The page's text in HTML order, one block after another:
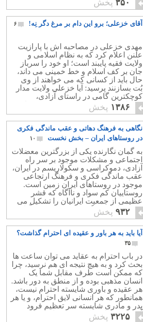
۳۵۰ پخش
آقای خزعلی؛ برو این دام بر مرغ دگر نِه! ۶
مهدی خزعلی در مصاحبه اش با پارازیت
علنن اعلام کرد که به نظام اسلامی و
ولایت فقیه پایبند است؛ او خود را سرباز
جان بر کف اسلام و خط خمینی می داند،
حال باید از کسانی که می خواهند از وی
بُت بسازنند پرسید: آیا خزعلی ولایت مدار
کوچکترین گامی در راستای آزادی،
سکولاریسم و دموکراسی برداشته و یا
خواهد برداشت؟
۱۳۸۶ پخش
نگاهی به فرهنگ دهاتی و عقب ماندگی فکری
در روستاهای ایران – بخش نخست
۱۰
به گمان نگارنده یکی از بزرگترین معضلات
اجتماعی و مشکلات موجود بر سر راه
آزادی، دموکراسی و سکولاریسم در ایران،
عقب ماندگی فکری و فرهنگ ارتجاعی
موجود در روستاهای ایران زمین است.
روستاییان کم سواد و ناآگاه که قشر
عظیمی از جمعیت ایرانیان را تشکیل می
دهند، مانعی بزرگ بر سر رسیدن به آزادی
می باشند.
۹۳۲ پخش
آیا باید به هر باور و عقیده ای احترام گذاشت؟
۳۵
در باب احترام به عقاید می توان ساعت ها
بحث کرد و به هیچ نتیجه ای هم نرسید، چرا
که ممکن است طرف مقابل شما یک
انسان مذهبی بوده و از منطق به دور باشد.
هر عقیده و باوری شایسته احترام نیست،
همانطور که هر انسانی لایق احترام، و یا هر
پدر و مادری شایسته سر تعظیم فرود
آوردن و ستایش کردن نمی باشند.
۳۲۲۵ پخش